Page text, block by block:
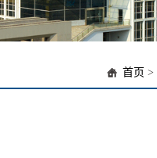
首页 >